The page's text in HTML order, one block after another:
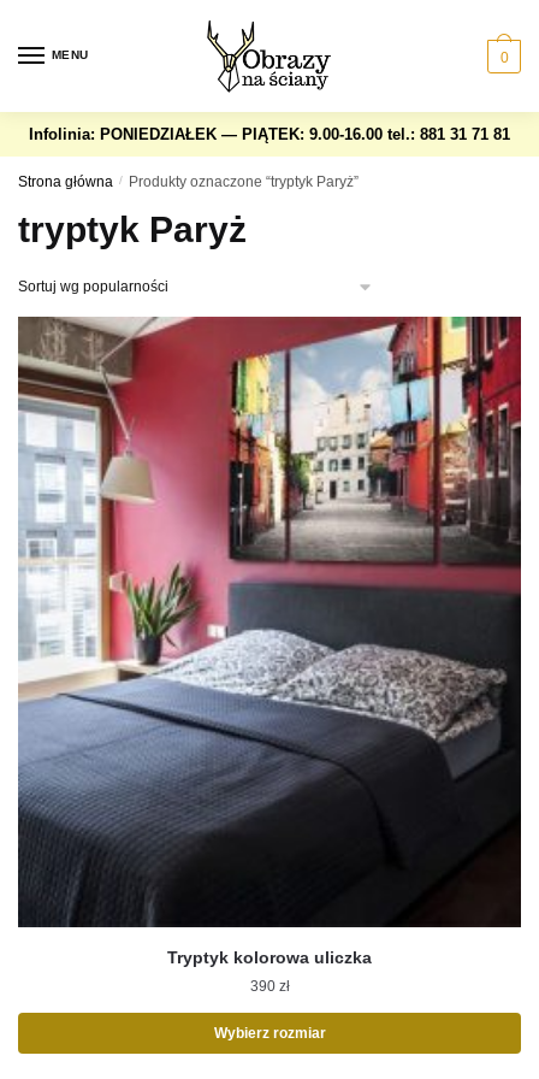
navigation
content
MENU 0
Infolinia: PONIEDZIAŁEK — PIĄTEK: 9.00-16.00 tel.: 881 31 71 81
Strona główna / Produkty oznaczone “tryptyk Paryż”
tryptyk Paryż
Tryptyk kolorowa uliczka
390 zł
Wybierz rozmiar